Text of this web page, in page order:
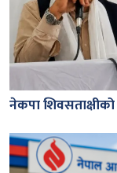
नेकपा